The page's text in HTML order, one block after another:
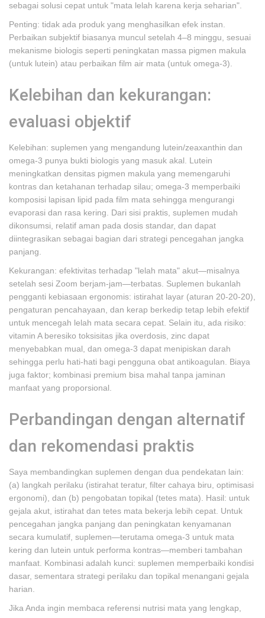
sebagai solusi cepat untuk "mata lelah karena kerja seharian".
Penting: tidak ada produk yang menghasilkan efek instan.
Perbaikan subjektif biasanya muncul setelah 4–8 minggu, sesuai
mekanisme biologis seperti peningkatan massa pigmen makula
(untuk lutein) atau perbaikan film air mata (untuk omega-3).
Kelebihan dan kekurangan:
evaluasi objektif
Kelebihan: suplemen yang mengandung lutein/zeaxanthin dan
omega-3 punya bukti biologis yang masuk akal. Lutein
meningkatkan densitas pigmen makula yang memengaruhi
kontras dan ketahanan terhadap silau; omega-3 memperbaiki
komposisi lapisan lipid pada film mata sehingga mengurangi
evaporasi dan rasa kering. Dari sisi praktis, suplemen mudah
dikonsumsi, relatif aman pada dosis standar, dan dapat
diintegrasikan sebagai bagian dari strategi pencegahan jangka
panjang.
Kekurangan: efektivitas terhadap "lelah mata" akut—misalnya
setelah sesi Zoom berjam-jam—terbatas. Suplemen bukanlah
pengganti kebiasaan ergonomis: istirahat layar (aturan 20-20-20),
pengaturan pencahayaan, dan kerap berkedip tetap lebih efektif
untuk mencegah lelah mata secara cepat. Selain itu, ada risiko:
vitamin A beresiko toksisitas jika overdosis, zinc dapat
menyebabkan mual, dan omega-3 dapat menipiskan darah
sehingga perlu hati-hati bagi pengguna obat antikoagulan. Biaya
juga faktor; kombinasi premium bisa mahal tanpa jaminan
manfaat yang proporsional.
Perbandingan dengan alternatif
dan rekomendasi praktis
Saya membandingkan suplemen dengan dua pendekatan lain:
(a) langkah perilaku (istirahat teratur, filter cahaya biru, optimisasi
ergonomi), dan (b) pengobatan topikal (tetes mata). Hasil: untuk
gejala akut, istirahat dan tetes mata bekerja lebih cepat. Untuk
pencegahan jangka panjang dan peningkatan kenyamanan
secara kumulatif, suplemen—terutama omega-3 untuk mata
kering dan lutein untuk performa kontras—memberi tambahan
manfaat. Kombinasi adalah kunci: suplemen memperbaiki kondisi
dasar, sementara strategi perilaku dan topikal menangani gejala
harian.
Jika Anda ingin membaca referensi nutrisi mata yang lengkap,